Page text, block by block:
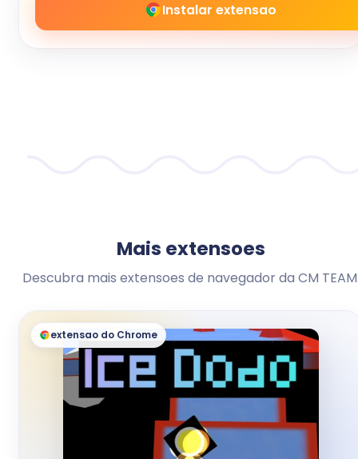
Instalar extensao
Mais extensoes
Descubra mais extensoes de navegador da CM
extensao do Chrome